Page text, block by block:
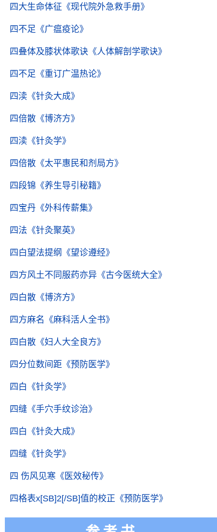
四大生命体征 《现代院外急救手册》
四不足 《广瘟疫论》
四叠体及膝状体歌诀 《人体解剖学歌诀》
四不足 《重订广温热论》
四渎 《针灸大成》
四倍散 《博济方》
四渎 《针灸学》
四倍散 《太平惠民和剂局方》
四段锦 《养生导引秘籍》
四宝丹 《外科传薪集》
四法 《针灸聚英》
四白望法提纲 《望诊遵经》
四方风土不同服药亦异 《古今医统大全》
四白散 《博济方》
四方麻名 《麻科活人全书》
四白散 《妇人大全良方》
四分位数间距 《预防医学》
四白 《针灸学》
四缝 《手穴手纹诊治》
四白 《针灸大成》
四缝 《针灸学》
四 伤风见寒 《医效秘传》
四格表x[SB]2[/SB]值的校正 《预防医学》